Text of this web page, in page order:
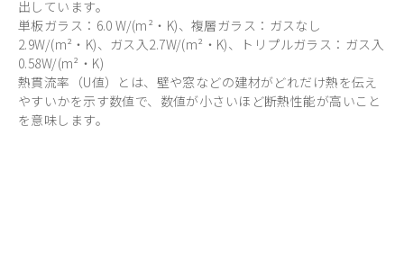
出しています。
単板ガラス：6.0 W/(m²・K)、複層ガラス：ガスなし
2.9W/(m²・K)、ガス入2.7W/(m²・K)、トリプルガラス：ガス入
0.58W/(m²・K)
熱貫流率（U値）とは、壁や窓などの建材がどれだけ熱を伝え
やすいかを示す数値で、数値が小さいほど断熱性能が高いこと
を意味します。